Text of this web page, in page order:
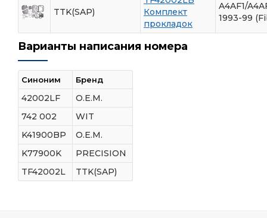
TTK(SAP)
Комплект
прокладок
A4AF1/
1993-99
Варианты написания номера
Синоним Бренд
42002LF
O.E.M.
742 002
WIT
K41900BP
O.E.M.
K77900K
PRECISION
TF42002L
TTK(SAP)